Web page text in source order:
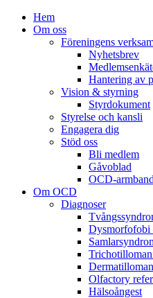
Hem
Om oss
Föreningens
Nyhetsbrev
Hantering av
Vision & styrning
Styrdokument
Styrelse och kansli
Engagera dig
Stöd oss
Bli medlem
Gåvoblad
OCD-armband
Om OCD
Diagnoser
Olfactory
Hälsoångest